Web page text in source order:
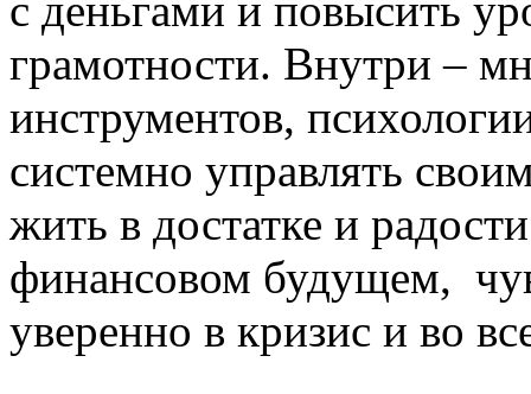
грамотности. Внутри –
инструментов,
системно управлять
жить в достатке и
финансовом будущем,
уверенно в кризис и во